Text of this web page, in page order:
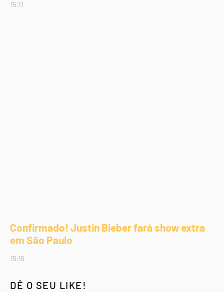
15:11
Confirmado! Justin Bieber fará show extra
em São Paulo
15:16
DÊ O SEU LIKE!